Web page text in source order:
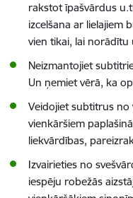
rakstot īpašvārdus
izcelšana ar lielajiem
vien tikai, lai norādītu
Neizmantojiet
Un ņemiet vērā, ka
Veidojiet subtitrus no
vienkāršiem
liekvārdības,
Izvairieties no
iespēju robežās